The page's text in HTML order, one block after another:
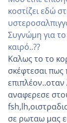
κοστίζει εδώ
Συγνώμη για
καιρό..??
Καλως το το
σκέφτεσαι πως
επιπλέον..οταν
αναφερεσε
σε ρωταω μας